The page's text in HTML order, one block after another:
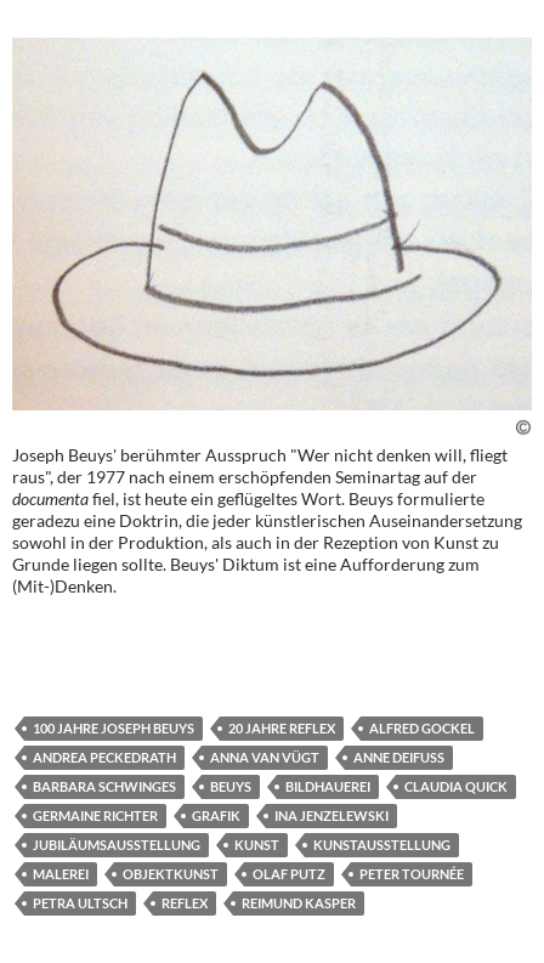
Joseph Beuys' berühmter Ausspruch "Wer nicht denken will, fliegt
raus", der 1977 nach einem erschöpfenden Seminartag auf der
documentafiel, ist heute ein geflügeltes Wort. Beuys formulierte
geradezu eine Doktrin, die jeder künstlerischen Auseinandersetzung
sowohl in der Produktion, als auch in der Rezeption von Kunst zu
Grunde liegen sollte. Beuys' Diktum ist eine Aufforderung zum
(Mit-)Denken.
100 JAHRE JOSEPH BEUYS 20 JAHRE REFLEX
ALFRED GOCKEL
ANDREA PECKEDRATH
ANNA VAN VÜGT
ANNE DEIFUSS
BARBARA SCHWINGES
BEUYS BILDHAUEREI
CLAUDIA QUICK
GERMAINE RICHTER
GRAFIK
INA JENZELEWSKI
JUBILÄUMSAUSSTELLUNG
KUNST
KUNSTAUSSTELLUNG
MALEREI
OBJEKTKUNST OLAF PUTZ
PETER TOURNÉE
PETRA ULTSCH
REFLEX REIMUND KASPER